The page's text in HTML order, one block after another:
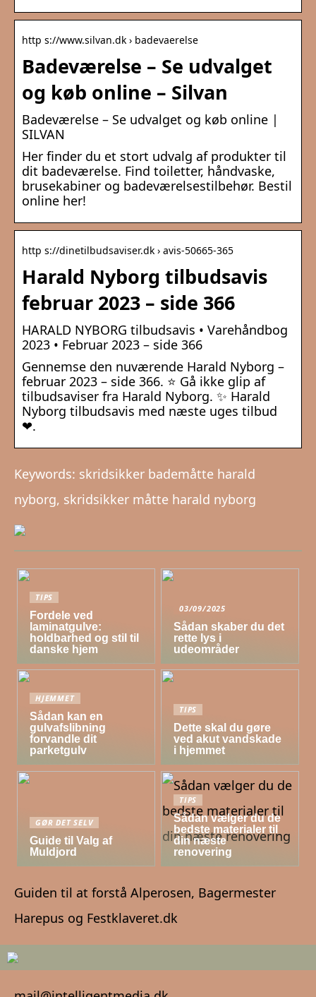
http s://www.silvan.dk › badevaerelse
Badeværelse – Se udvalget
og køb online – Silvan
Badeværelse – Se udvalget og køb online |
SILVAN
Her finder du et stort udvalg af produkter til
dit badeværelse. Find toiletter, håndvaske,
brusekabiner og badeværelsestilbehør. Bestil
online her!
http s://dinetilbudsaviser.dk › avis-50665-365
Harald Nyborg tilbudsavis
februar 2023 – side 366
HARALD NYBORG tilbudsavis • Varehåndbog
2023 • Februar 2023 – side 366
Gennemse den nuværende Harald Nyborg –
februar 2023 – side 366. ⭐ Gå ikke glip af
tilbudsaviser fra Harald Nyborg. ✨ Harald
Nyborg tilbudsavis med næste uges tilbud
❤.
Keywords: skridsikker bademåtte harald
nyborg, skridsikker måtte harald nyborg
TIPS
Fordele ved
laminatgulve:
holdbarhed og stil til
danske hjem
03/09/2025
Sådan skaber du det
rette lys i
udeområder
HJEMMET
Sådan kan en
gulvafslibning
forvandle dit
parketgulv
TIPS
Dette skal du gøre
ved akut vandskade
i hjemmet
GØR DET SELV
Guide til Valg af
Muldjord
TIPS
Sådan vælger du de
bedste materialer til
din næste
renovering
Guiden til at forstå Alperosen, Bagermester
Harepus og Festklaveret.dk